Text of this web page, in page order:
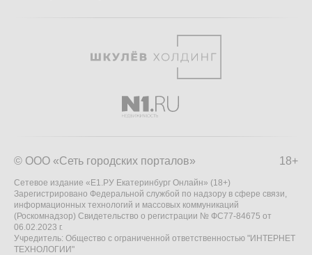
18+
© ООО «Сеть городских порталов»
Сетевое издание «Е1.РУ Екатеринбург Онлайн» (18+)
Зарегистрировано Федеральной службой по надзору в сфере связи,
информационных технологий и массовых коммуникаций
(Роскомнадзор) Свидетельство о регистрации № ФС77-84675 от
06.02.2023 г.
Учредитель: Общество с ограниченной ответственностью "ИНТЕРНЕТ
ТЕХНОЛОГИИ"